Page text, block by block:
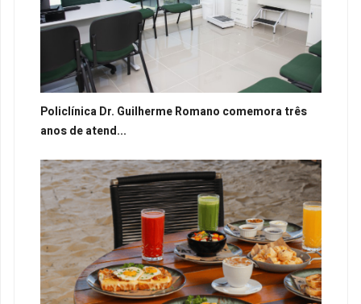
Policlínica Dr. Guilherme Romano comemora três
anos de atend...